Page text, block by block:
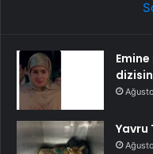
Yavru